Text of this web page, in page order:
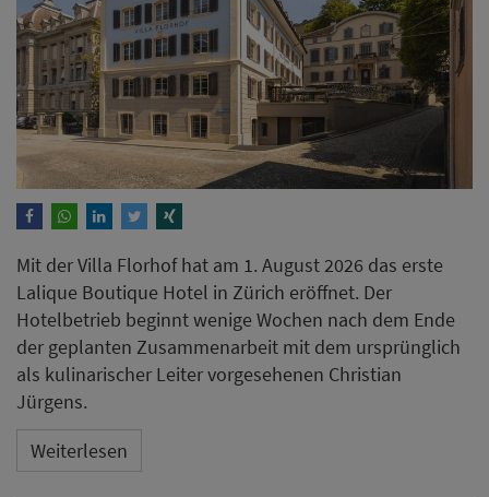
Mit der Villa Florhof hat am 1. August 2026 das erste
Lalique Boutique Hotel in Zürich eröffnet. Der
Hotelbetrieb beginnt wenige Wochen nach dem Ende
der geplanten Zusammenarbeit mit dem ursprünglich
als kulinarischer Leiter vorgesehenen Christian
Jürgens.
Weiterlesen